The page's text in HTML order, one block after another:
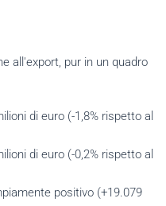
all'export, pur in un quadro
di euro (-1,8% rispetto al
di euro (-0,2% rispetto al
positivo (+19.079